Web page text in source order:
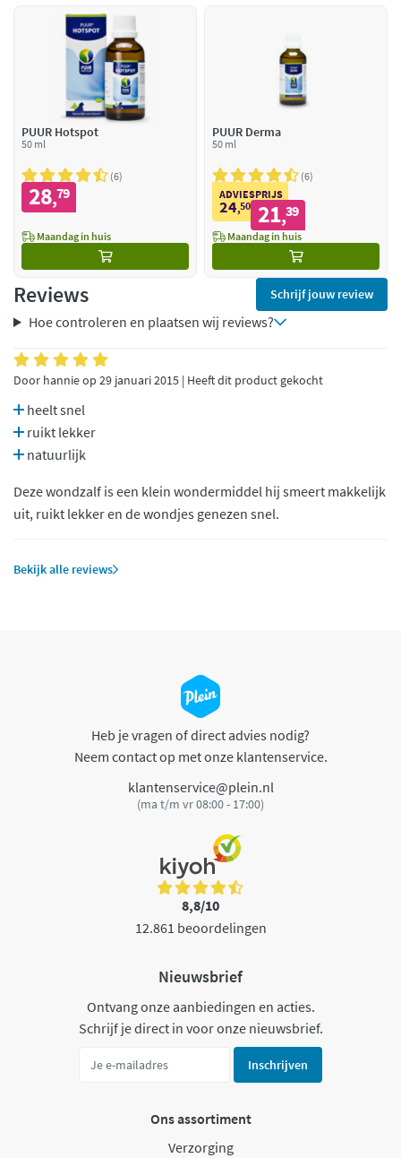
PUUR Hotspot
50 ml
6
28,79
Maandag in huis
PUUR Derma
50 ml
6
ADVIESPRIJS
24,50 21,39
Maandag in huis
Reviews Schrijf jouw review
Hoe controleren en plaatsen wij reviews?
Door hannie op 29 januari 2015 | Heeft dit product gekocht
heelt snel
ruikt lekker
natuurlijk
Deze wondzalf is een klein wondermiddel hij smeert makkelijk
uit, ruikt lekker en de wondjes genezen snel.
Bekijk alle reviews
Heb je vragen of direct advies nodig?
Neem contact op met onze klantenservice.
klantenservice@plein.nl
(ma t/m vr 08:00 - 17:00)
8,8/10
12.861 beoordelingen
Nieuwsbrief
Ontvang onze aanbiedingen en acties.
Schrijf je direct in voor onze nieuwsbrief.
Inschrijven
Ons assortiment
Verzorging